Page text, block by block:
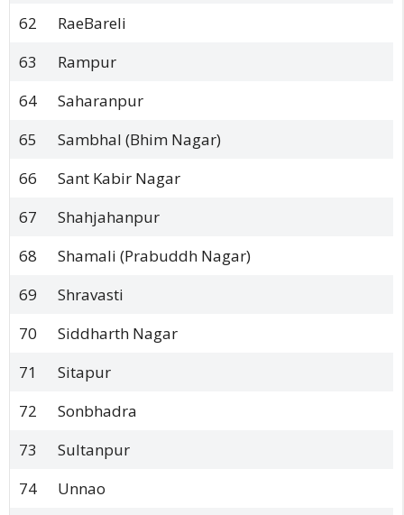
62
RaeBareli
63
Rampur
64
Saharanpur
65
Sambhal (Bhim Nagar)
66
Sant Kabir Nagar
67
Shahjahanpur
68
Shamali (Prabuddh Nagar)
69
Shravasti
70
Siddharth Nagar
71
Sitapur
72
Sonbhadra
73
Sultanpur
74
Unnao